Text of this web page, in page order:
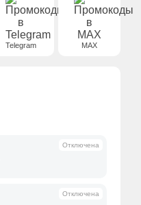
Telegram MAX
Отключена
Отключена